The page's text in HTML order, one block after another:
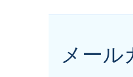
メール